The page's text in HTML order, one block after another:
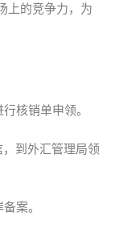
上的竞争力，为
核销单申领。
到外汇管理局领
案。